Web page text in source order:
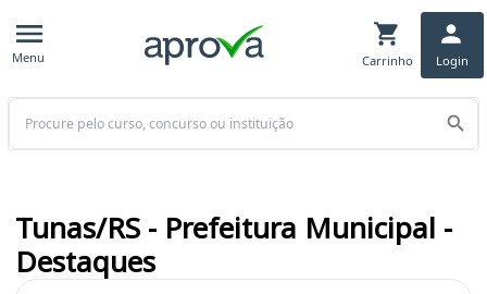
Menu Carrinho Login
Buscar
Tunas/RS - Prefeitura Municipal -
Destaques